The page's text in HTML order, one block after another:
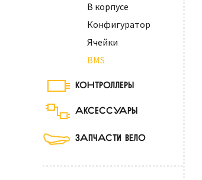
В корпусе
Конфигуратор
Ячейки
BMS
КОНТРОЛЛЕРЫ
АКСЕССУАРЫ
ЗАПЧАСТИ ВЕЛО